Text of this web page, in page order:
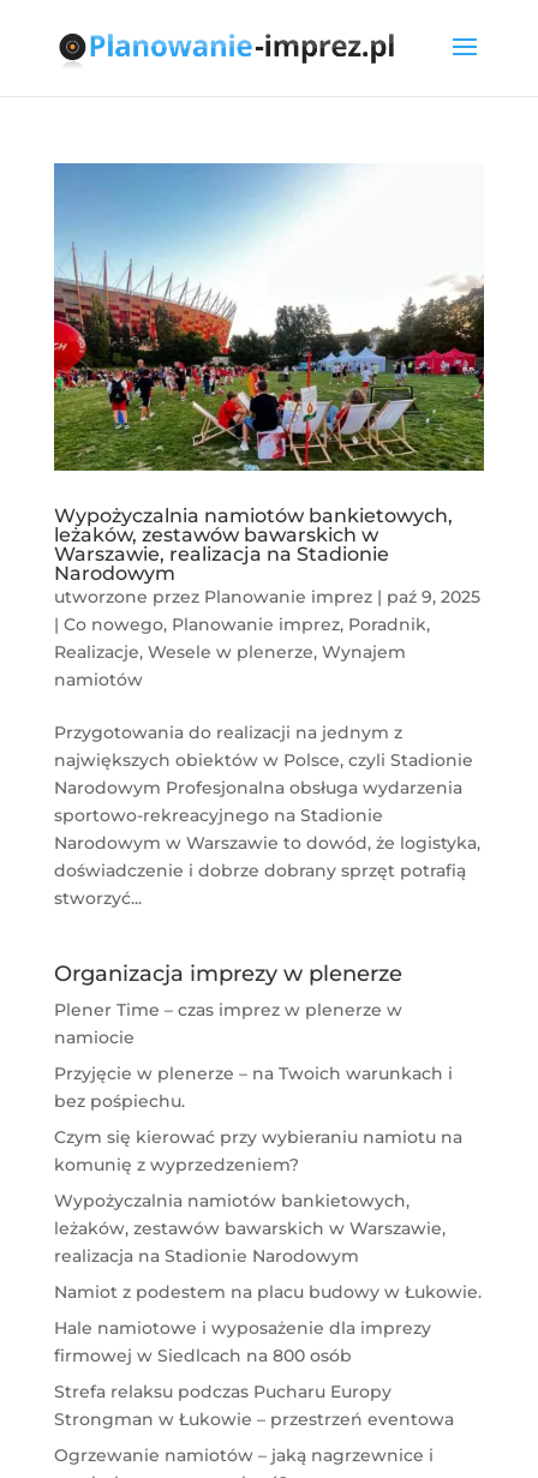
Wypożyczalnia namiotów bankietowych,
leżaków, zestawów bawarskich w
Warszawie, realizacja na Stadionie
Narodowym
utworzone przez Planowanie imprez| paź 9, 2025
| Co nowego, Planowanie imprez, Poradnik,
Realizacje, Wesele w plenerze, Wynajem
namiotów
Przygotowania do realizacji na jednym z
największych obiektów w Polsce, czyli Stadionie
Narodowym Profesjonalna obsługa wydarzenia
sportowo-rekreacyjnego na Stadionie
Narodowym w Warszawie to dowód, że logistyka,
doświadczenie i dobrze dobrany sprzęt potrafią
stworzyć...
Organizacja imprezy w plenerze
Plener Time – czas imprez w plenerze w
namiocie
Przyjęcie w plenerze – na Twoich warunkach i
bez pośpiechu.
Czym się kierować przy wybieraniu namiotu na
komunię z wyprzedzeniem?
Wypożyczalnia namiotów bankietowych,
leżaków, zestawów bawarskich w Warszawie,
realizacja na Stadionie Narodowym
Namiot z podestem na placu budowy w Łukowie.
Hale namiotowe i wyposażenie dla imprezy
firmowej w Siedlcach na 800 osób
Strefa relaksu podczas Pucharu Europy
Strongman w Łukowie – przestrzeń eventowa
Ogrzewanie namiotów – jaką nagrzewnice i